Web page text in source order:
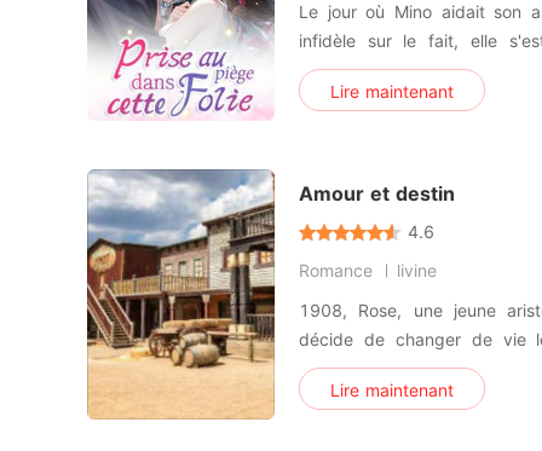
Le jour où Mino aidait son
infidèle sur le fait, elle s'est
dans la chambre d'hôtel de
puissant de la ville. Plus
Lire maintenant
Amour et destin
4.6
Romance
livine
1908, Rose, une jeune
décide de changer de vie
mari a une aventure avec
fiancée. Elle décide de se
Lire maintenant